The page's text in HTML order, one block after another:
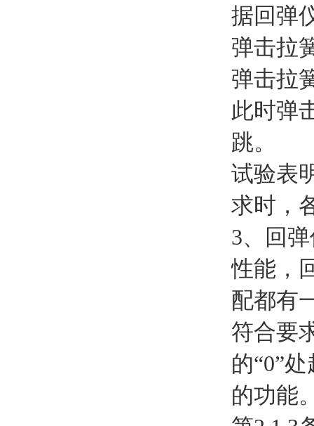
据回弹
弹击拉
弹击拉
此时弹
跳。
试验表
求时，
3、回
性能，
配都有
符合要
的“0”
的功能